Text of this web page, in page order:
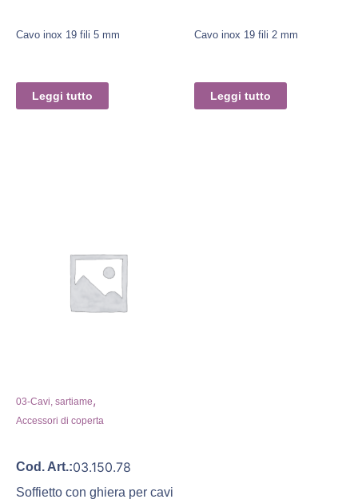
Cavo inox 19 fili 5 mm
Leggi tutto
Cavo inox 19 fili 2 mm
Leggi tutto
03-Cavi, sartiame,
Accessori di coperta
Cod. Art.:03.150.78
Soffietto con ghiera per cavi